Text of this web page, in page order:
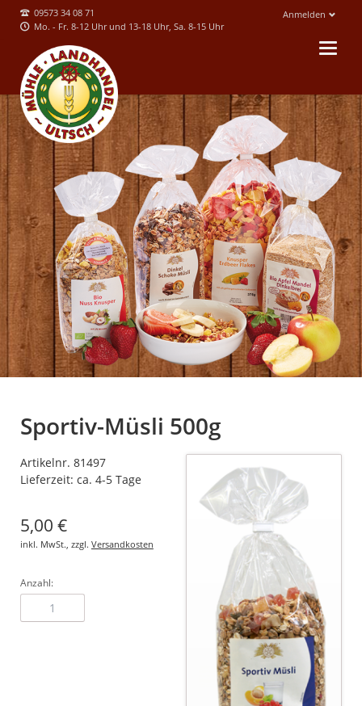
09573 34 08 71
Mo. - Fr. 8-12 Uhr und 13-18 Uhr, Sa. 8-15 Uhr
Anmelden
Sportiv-Müsli 500g
Artikelnr. 81497
Lieferzeit: ca. 4-5 Tage
5,00 €
inkl. MwSt., zzgl. Versandkosten
Anzahl: